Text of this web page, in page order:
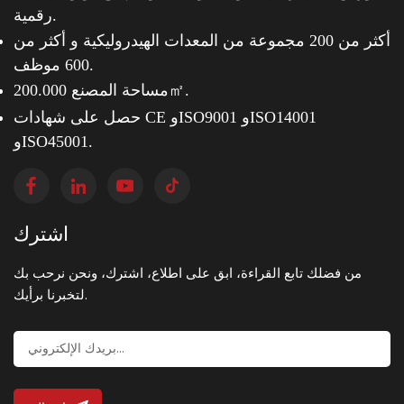
رقمية.
أكثر من 200 مجموعة من المعدات الهيدروليكية و أكثر من
600 موظف.
مساحة المصنع 200.000㎡.
حصل على شهادات CE وISO9001 وISO14001
وISO45001.
اشترك
من فضلك تابع القراءة، ابق على اطلاع، اشترك، ونحن نرحب بك
لتخبرنا برأيك.